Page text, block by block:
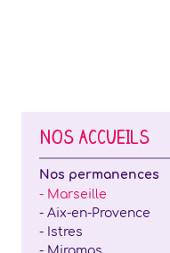
NOS ACCUEILS
Nos permanences
- Marseille
- Aix-en-Provence
- Istres